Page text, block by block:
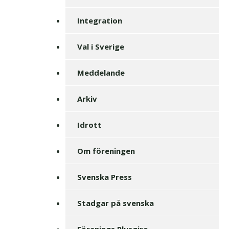
Integration
Val i Sverige
Meddelande
Arkiv
Idrott
Om föreningen
Svenska Press
Stadgar på svenska